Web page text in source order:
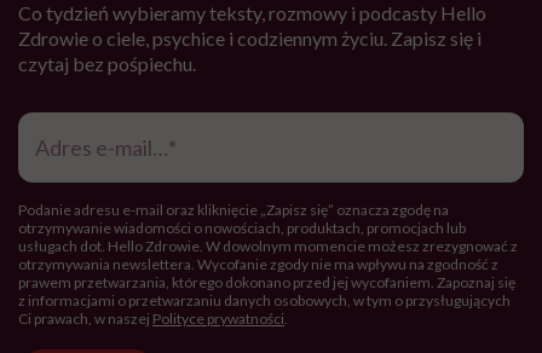
Co tydzień wybieramy teksty, rozmowy i podcasty Hello
Zdrowie o ciele, psychice i codziennym życiu. Zapisz się i
czytaj bez pośpiechu.
Adres
mail*
Podanie adresu e-mail oraz kliknięcie „Zapisz się” oznacza zgodę na
otrzymywanie wiadomości o nowościach, produktach, promocjach lub
usługach dot. Hello Zdrowie. W dowolnym momencie możesz zrezygnować z
otrzymywania newslettera. Wycofanie zgody nie ma wpływu na zgodność z
prawem przetwarzania, którego dokonano przed jej wycofaniem. Zapoznaj się
z informacjami o przetwarzaniu danych osobowych, w tym o przysługujących
Ci prawach, w naszej Polityce prywatności.